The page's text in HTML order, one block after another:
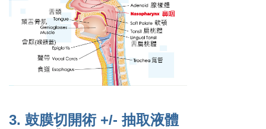
3. 鼓膜切開術 +/- 抽取液體